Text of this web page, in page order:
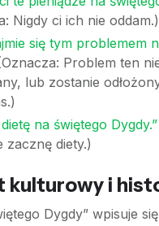
Nigdy ci ich nie oddam.)
się tym problemem
Problem ten
lub zostanie
na świętego Dygdy.”
zacznę diety.)
kulturowy i
Dygdy” wpisuje